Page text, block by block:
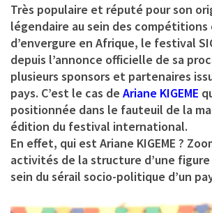
Très populaire et réputé pour son
légendaire au sein des
d’envergure en Afrique, le festival
depuis l’annonce officielle de sa
plusieurs sponsors et partenaires
pays. C’est le cas de Ariane KIGEME
positionnée dans le fauteuil de la
édition du festival international.
En effet, qui estAriane KIGEME ?
activités de la structure d’une
sein du sérail socio-politique d’un